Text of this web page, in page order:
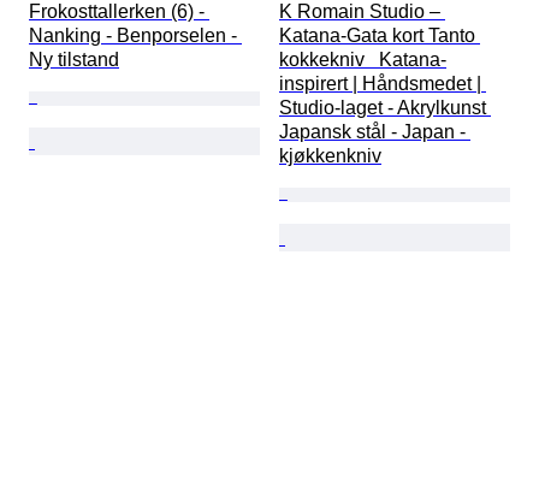
Frokosttallerken (6) -
Nanking - Benporselen -
Ny tilstand
K Romain Studio –
Katana-Gata kort Tanto
kokkekniv   Katana-
inspirert | Håndsmedet |
Studio-laget - Akrylkunst
Japansk stål - Japan -
kjøkkenkniv